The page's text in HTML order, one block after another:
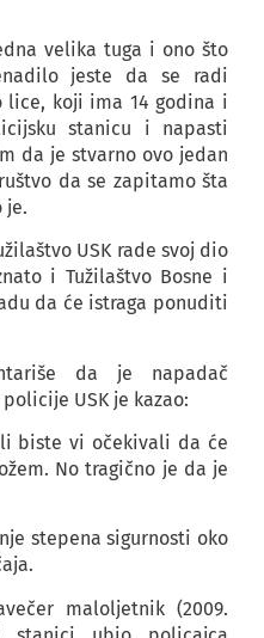
velika tuga i ono što
jeste da se radi
lice, koji ima 14 godina i
stanicu i napasti
da je stvarno ovo jedan
da se zapitamo šta
je.
USK rade svoj dio
i Tužilaštvo Bosne i
da će istraga ponuditi
da je napadač
USK je kazao:
biste vi očekivali da će
No tragično je da je
stepena sigurnosti oko
maloljetnik (2009.